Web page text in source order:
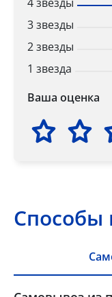
3 звезды
2 звезды
1 звезда
Ваша оценка
Способы